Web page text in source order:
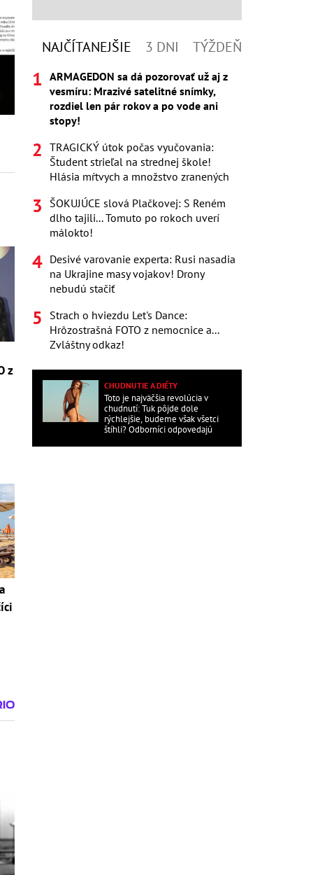
z
NAJČÍTANEJŠIE 3 DNI TÝŽDEŇ
ARMAGEDON sa dá pozorovať už aj z
vesmíru: Mrazivé satelitné snímky,
rozdiel len pár rokov a po vode ani
stopy!
TRAGICKÝ útok počas vyučovania:
Študent strieľal na strednej škole!
Hlásia mŕtvych a množstvo zranených
ŠOKUJÚCE slová Plačkovej: S Reném
dlho tajili... Tomuto po rokoch uverí
málokto!
Desivé varovanie experta: Rusi nasadia
na Ukrajine masy vojakov! Drony
nebudú stačiť
Strach o hviezdu Let's Dance:
Hrôzostrašná FOTO z nemocnice a...
Zvláštny odkaz!
CHUDNUTIE A DIÉTY
Toto je najväčšia revolúcia v
chudnutí: Tuk pôjde dole
rýchlejšie, budeme však všetci
štíhli? Odborníci odpovedajú